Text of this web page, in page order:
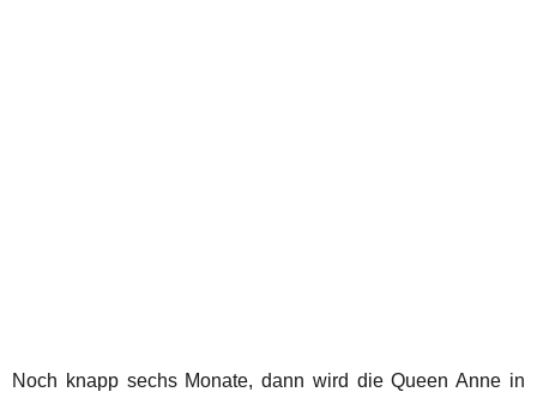
Noch knapp sechs Monate, dann wird die Queen Anne in